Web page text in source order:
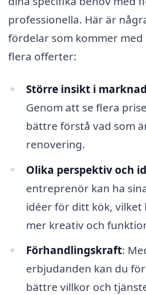
professionella. Här är
fördelar som kommer
flera offerter:
Större insikt i
Genom att se flera
bättre förstå vad som
renovering.
Olika perspektiv och
entreprenör kan ha
idéer för ditt kök, vilket
mer kreativ och
Förhandlingskraft:
erbjudanden kan du
bättre villkor och